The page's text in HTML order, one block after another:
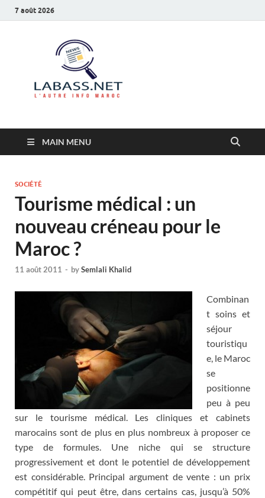
7 août 2026
MAIN MENU
SOCIÉTÉ
Tourisme médical : un
nouveau créneau pour le
Maroc ?
11 août 2011 - bySemlali Khalid
Combinan
t soins et
séjour
touristiqu
e, le Maroc
se
positionne
peu à peu
sur le tourisme médical. Les cliniques et cabinets
marocains sont de plus en plus nombreux à proposer ce
type de formules. Une niche qui se structure
progressivement et dont le potentiel de développement
est considérable. Principal argument de vente : un prix
compétitif qui peut être, dans certains cas, jusqu’à 50%